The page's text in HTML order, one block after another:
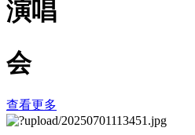
演唱
会
查看更多